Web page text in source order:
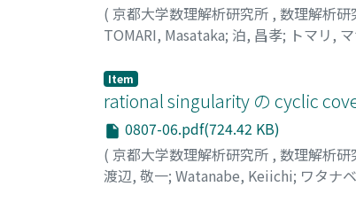
( 京都大学数理解析研究所 , 数理解析研
TOMARI, Masataka; 泊, 昌孝; トマリ,
Item
rational singularity の cyclic
0807-06.pdf(724.42 KB)
( 京都大学数理解析研究所 , 数理解析研
渡辺, 敬一; Watanabe, Keiichi; ワタナ